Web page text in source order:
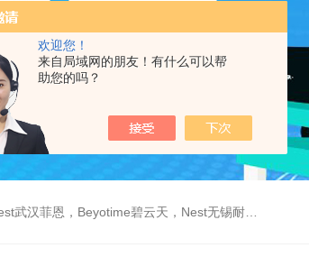
欢迎您！
来自局域网的朋友！有什么可以帮
助您的吗？
思，Elabscience伊莱瑞特，Macklin麦克林生物，Cobioer科佰生物